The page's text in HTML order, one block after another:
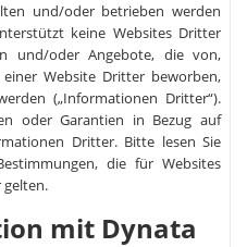
und/oder betrieben werden
keine Websites Dritter
und/oder Angebote, die von,
Website Dritter beworben,
(„Informationen Dritter“).
oder Garantien in Bezug auf
Dritter. Bitte lesen Sie
die für Websites
mit Dynata